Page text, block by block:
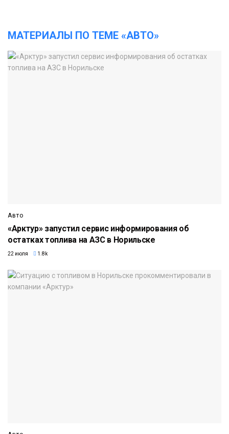
МАТЕРИАЛЫ ПО ТЕМЕ «АВТО»
Авто
«Арктур» запустил сервис информирования об
остатках топлива на АЗС в Норильске
22 июля 1.8k